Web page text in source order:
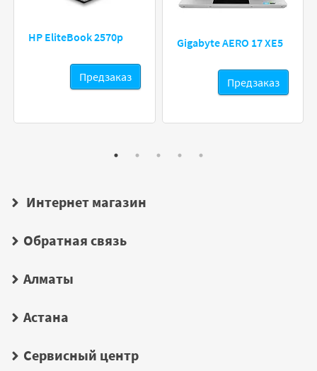
HP EliteBook 2570p
Предзаказ
Gigabyte AERO 17 XE5
Предзаказ
Интернет магазин
Обратная связь
Алматы
Астана
Сервисный центр